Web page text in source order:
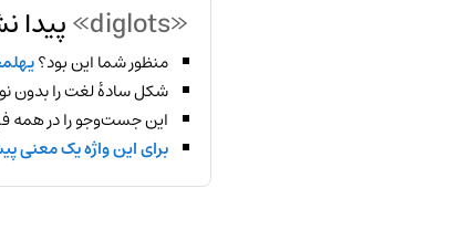
«diglots» پیدا
منظور شما این بود؟
شکل سادهٔ لغت را بدون
این جست‌وجو را در همه
برای این واژه یک معنی